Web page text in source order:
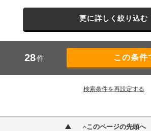
更に詳しく絞り込む
28件
検索条件を再設定する
このページの先頭へ